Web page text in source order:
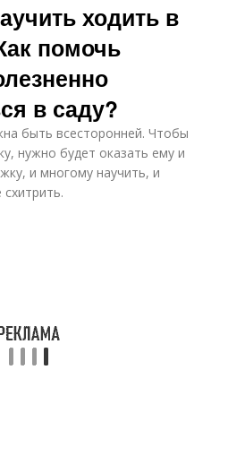
ходить в
помочь
в саду?
быть всесторонней. Чтобы
нужно будет оказать ему и
и многому научить, и